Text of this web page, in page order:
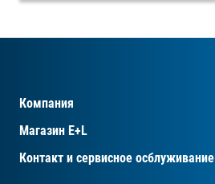
Компания
Магазин E+L
Контакт и сервисное осблуживание